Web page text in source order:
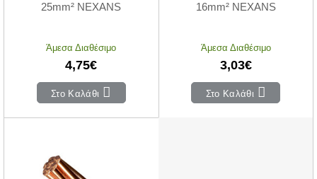
25mm² NEXANS
Άμεσα Διαθέσιμο
4,75€
Στο Καλάθι
16mm² NEXANS
Άμεσα Διαθέσιμο
3,03€
Στο Καλάθι